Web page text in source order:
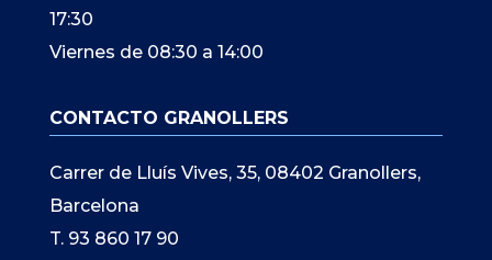
17:30
Viernes de 08:30 a 14:00
CONTACTO GRANOLLERS
Carrer de Lluís Vives, 35, 08402 Granollers,
Barcelona
T. 93 860 17 90